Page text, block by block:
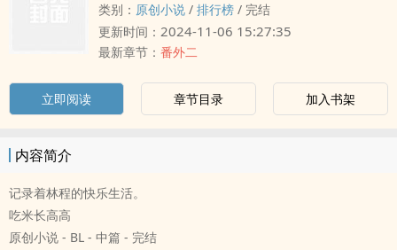
类别： 原创小说 / 排行榜 / 完结
更新时间： 2024-11-06 15:27:35
最新章节： 番外二
立即阅读 章节目录 加入书架
内容简介
记录着林程的快乐生活。
吃米长高高
原创小说 - BL - 中篇 - 完结